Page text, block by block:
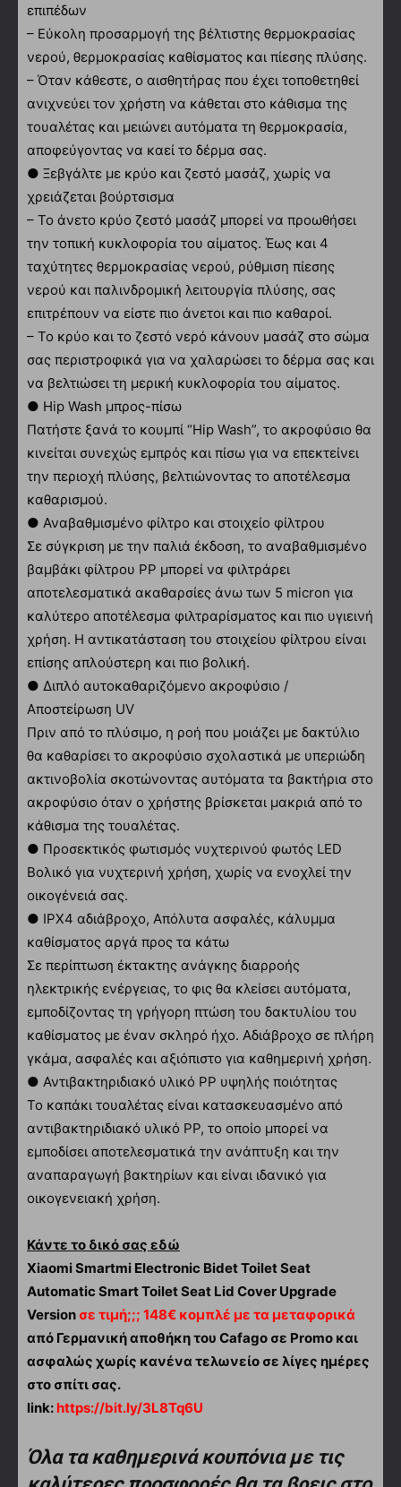
επιπέδων
– Εύκολη προσαρμογή της βέλτιστης θερμοκρασίας
νερού, θερμοκρασίας καθίσματος και πίεσης πλύσης.
– Όταν κάθεστε, ο αισθητήρας που έχει τοποθετηθεί
ανιχνεύει τον χρήστη να κάθεται στο κάθισμα της
τουαλέτας και μειώνει αυτόματα τη θερμοκρασία,
αποφεύγοντας να καεί το δέρμα σας.
● Ξεβγάλτε με κρύο και ζεστό μασάζ, χωρίς να
χρειάζεται βούρτσισμα
– Το άνετο κρύο ζεστό μασάζ μπορεί να προωθήσει
την τοπική κυκλοφορία του αίματος. Έως και 4
ταχύτητες θερμοκρασίας νερού, ρύθμιση πίεσης
νερού και παλινδρομική λειτουργία πλύσης, σας
επιτρέπουν να είστε πιο άνετοι και πιο καθαροί.
– Το κρύο και το ζεστό νερό κάνουν μασάζ στο σώμα
σας περιστροφικά για να χαλαρώσει το δέρμα σας και
να βελτιώσει τη μερική κυκλοφορία του αίματος.
● Hip Wash μπρος-πίσω
Πατήστε ξανά το κουμπί “Hip Wash”, το ακροφύσιο θα
κινείται συνεχώς εμπρός και πίσω για να επεκτείνει
την περιοχή πλύσης, βελτιώνοντας το αποτέλεσμα
καθαρισμού.
● Αναβαθμισμένο φίλτρο και στοιχείο φίλτρου
Σε σύγκριση με την παλιά έκδοση, το αναβαθμισμένο
βαμβάκι φίλτρου PP μπορεί να φιλτράρει
αποτελεσματικά ακαθαρσίες άνω των 5 micron για
καλύτερο αποτέλεσμα φιλτραρίσματος και πιο υγιεινή
χρήση. Η αντικατάσταση του στοιχείου φίλτρου είναι
επίσης απλούστερη και πιο βολική.
● Διπλό αυτοκαθαριζόμενο ακροφύσιο /
Αποστείρωση UV
Πριν από το πλύσιμο, η ροή που μοιάζει με δακτύλιο
θα καθαρίσει το ακροφύσιο σχολαστικά με υπεριώδη
ακτινοβολία σκοτώνοντας αυτόματα τα βακτήρια στο
ακροφύσιο όταν ο χρήστης βρίσκεται μακριά από το
κάθισμα της τουαλέτας.
● Προσεκτικός φωτισμός νυχτερινού φωτός LED
Βολικό για νυχτερινή χρήση, χωρίς να ενοχλεί την
οικογένειά σας.
● IPX4 αδιάβροχο, Απόλυτα ασφαλές, κάλυμμα
καθίσματος αργά προς τα κάτω
Σε περίπτωση έκτακτης ανάγκης διαρροής
ηλεκτρικής ενέργειας, το φις θα κλείσει αυτόματα,
εμποδίζοντας τη γρήγορη πτώση του δακτυλίου του
καθίσματος με έναν σκληρό ήχο. Αδιάβροχο σε πλήρη
γκάμα, ασφαλές και αξιόπιστο για καθημερινή χρήση.
● Αντιβακτηριδιακό υλικό PP υψηλής ποιότητας
Το καπάκι τουαλέτας είναι κατασκευασμένο από
αντιβακτηριδιακό υλικό PP, το οποίο μπορεί να
εμποδίσει αποτελεσματικά την ανάπτυξη και την
αναπαραγωγή βακτηρίων και είναι ιδανικό για
οικογενειακή χρήση.
Κάντε το δικό σας εδώ
Xiaomi Smartmi Electronic Bidet Toilet Seat
Automatic Smart Toilet Seat Lid Cover Upgrade
Version σε τιμή;;; 148€ κομπλέ με τα μεταφορικά
από Γερμανική αποθήκη του Cafago σε Promo και
ασφαλώς χωρίς κανένα τελωνείο σε λίγες ημέρες
στο σπίτι σας.
link: https://bit.ly/3L8Tq6U
Όλα τα καθημερινά κουπόνια με τις